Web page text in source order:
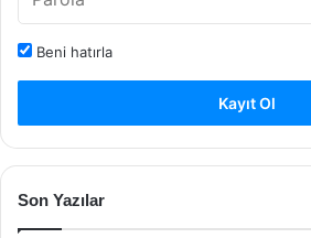
Beni hatırla
Kayıt Ol
Son Yazılar